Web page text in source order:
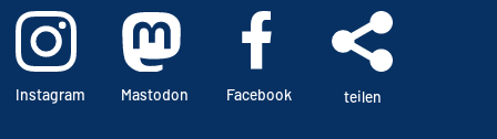
Instagram Mastodon Facebook teilen